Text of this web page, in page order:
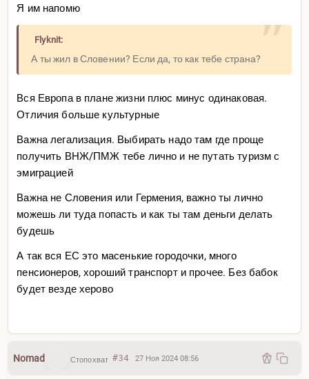
Я им напомю
Flyknit:
А ты жил в Словении? Если да, то как тебе страна?
Вся Европа в плане жизни плюс минус одинаковая.
Отличия больше культурные
Важна легализация. Выбирать надо там где проще
получить ВНЖ/ПМЖ тебе лично и не путать туризм с
эмиграцией
Важна не Словения или Гермения, важно ты лично
можешь ли туда попасть и как ты там деньги делать
будешь
А так вся ЕС это масенькие городочки, много
пенсионеров, хороший транспорт и прочее. Без бабок
будет везде херово
Nomad Стопохват #34 27 Ноя 2024 08:56